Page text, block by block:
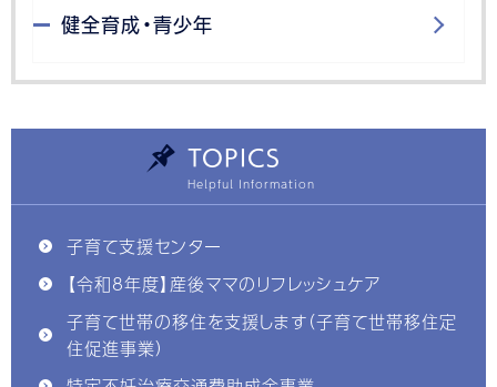
健全育成・青少年
TOPICS
子育て支援センター
【令和8年度】産後ママのリフレッシュケア
子育て世帯の移住を支援します（子育て世帯移住定
住促進事業）